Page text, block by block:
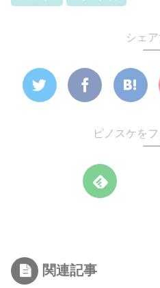
シェ
ピノスケを
関連記事